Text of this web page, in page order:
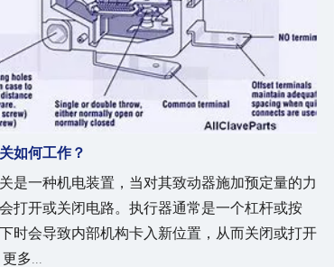
如何工作？
是一种机电装置，当对其致动器施加预定量的力
打开或关闭电路。执行器通常是一个杠杆或按
时会导致内部机构卡入新位置，从而关闭或打开
多...